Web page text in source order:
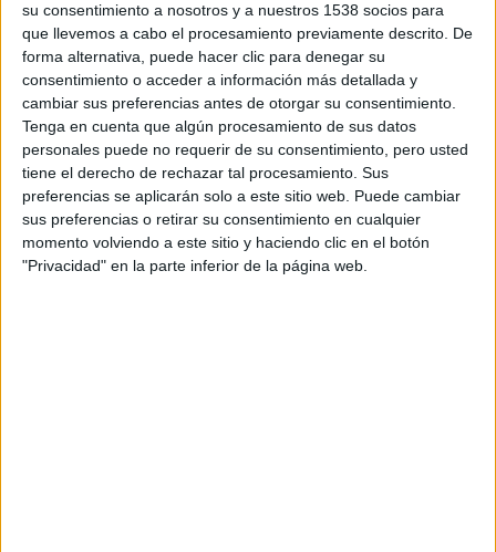
su consentimiento a nosotros y a nuestros 1538 socios para
que llevemos a cabo el procesamiento previamente descrito. De
forma alternativa, puede hacer clic para denegar su
consentimiento o acceder a información más detallada y
cambiar sus preferencias antes de otorgar su consentimiento.
Tenga en cuenta que algún procesamiento de sus datos
personales puede no requerir de su consentimiento, pero usted
tiene el derecho de rechazar tal procesamiento. Sus
preferencias se aplicarán solo a este sitio web. Puede cambiar
sus preferencias o retirar su consentimiento en cualquier
momento volviendo a este sitio y haciendo clic en el botón
"Privacidad" en la parte inferior de la página web.
voz y protagoniza la película como el dulce Beckett,
Simone Ashley(Sex Education,Pokémon: Detective
Pikachu), que interpreta a la adorable Rose, y acompañan
en roles secundariosBill Nighy (Love Actually
Bienvenidos al fin del mundo),Dylan Llewellyn
Girls) y Zayn Malik, cantante deOne Directiony
compositor de bandas sonoras de películas comoAladdin
Malas madreso50 sombras más oscuras
10 vidases la última producción deGFM Animation